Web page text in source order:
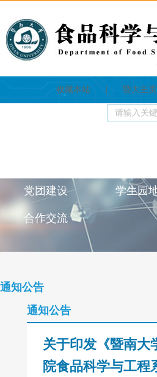
收藏本站 暨大主页
党团建设 学生园
合作交流
通知公告
通知公告
关于印发《暨南大
院食品科学与工程